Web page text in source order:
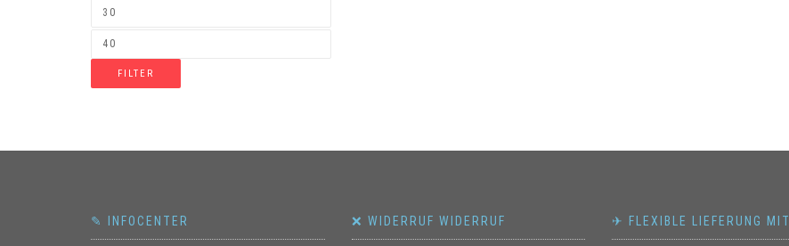
FILTER
✎ INFOCENTER ❌ WIDERRUF WIDERRUF ✈ FLEXIBLE LIEFERUNG MIT